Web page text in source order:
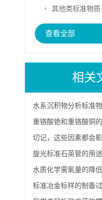
其他类标准物质
查看全部
相关
重铬酸铯和重铬酸铜
旋光标准石英管的用
标准冶金标样的制备